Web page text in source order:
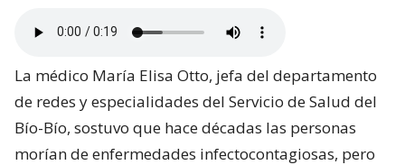
La médico María Elisa Otto, jefa del departamento
de redes y especialidades del Servicio de Salud del
Bío-Bío, sostuvo que hace décadas las personas
morían de enfermedades infectocontagiosas, pero